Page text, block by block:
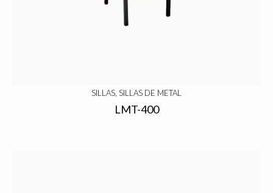
SILLAS, SILLAS DE METAL
LMT-400